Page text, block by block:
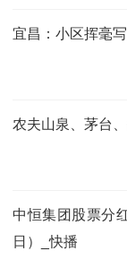
宜昌：小区挥毫
农夫山泉、茅台
中恒集团股票分
日）_快播